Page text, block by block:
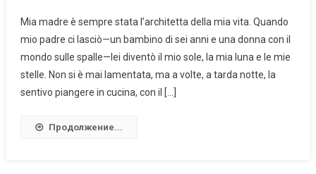
Mia madre è sempre stata l’architetta della mia vita. Quando
mio padre ci lasciò—un bambino di sei anni e una donna con il
mondo sulle spalle—lei diventò il mio sole, la mia luna e le mie
stelle. Non si è mai lamentata, ma a volte, a tarda notte, la
sentivo piangere in cucina, con il […]
Продолжение...